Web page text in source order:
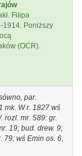
Filipa
1914. Poniższy
(OCR).
par.
mk. W r. 1827 wś
rozl. mr. 589: gr.
19; bud. drew. 9;
79; wś Emin os. 6,